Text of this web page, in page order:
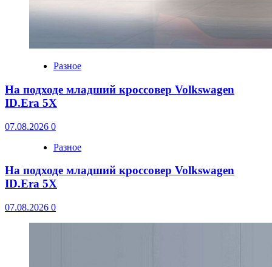
Разное
На подходе младший кроссовер Volkswagen
ID.Era 5X
07.08.2026 0
Разное
На подходе младший кроссовер Volkswagen
ID.Era 5X
07.08.2026 0